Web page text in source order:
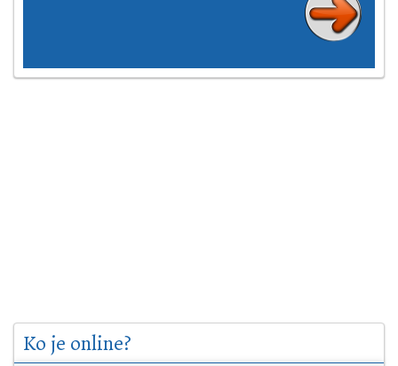
Ko je online?